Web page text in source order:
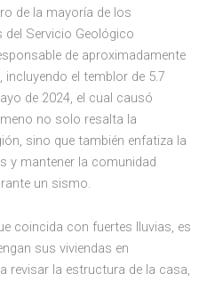
de la mayoría de los
del Servicio Geológico
de aproximadamente
el temblor de 5.7
de 2024, el cual causó
no solo resalta la
sino que también enfatiza la
y mantener la comunidad
un sismo.
coincida con fuertes lluvias, es
sus viviendas en
revisar la estructura de la casa,